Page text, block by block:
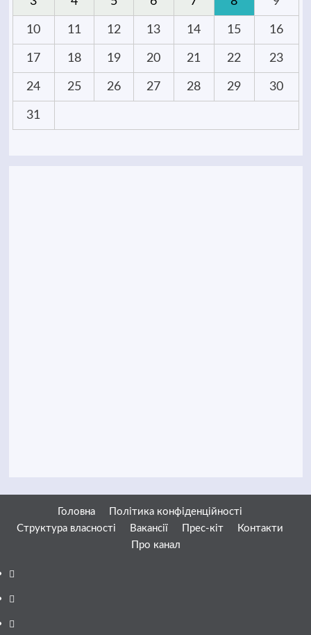
10 11 12 13 14 15 16
17 18 19 20 21 22 23
24 25 26 27 28 29 30
31
Головна
Політика конфіденційності
Структура власності
Вакансії Прес-кіт
Контакти
Про канал
Facebook
YouTube
Telegram